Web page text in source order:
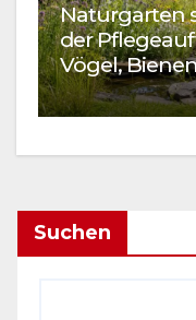
Naturgarten
der
Vögel,
kommen
Suchen